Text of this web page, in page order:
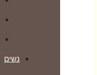
נשים